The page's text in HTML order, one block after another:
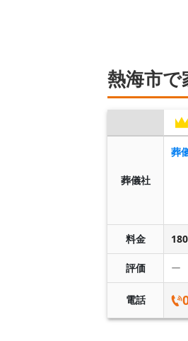
熱海市
葬儀社
葬
料金
評価 ー
電話